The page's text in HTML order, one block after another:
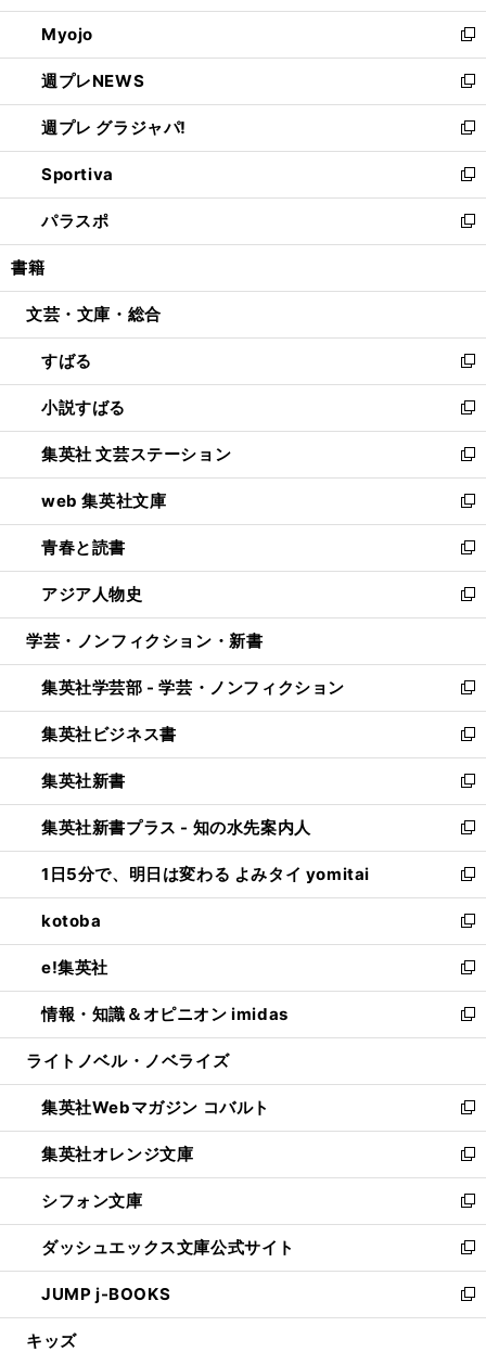
開
く
ウ
で
開
く
ン
ド
ウ
で
開
く
ウ
ィ
ン
ド
ウ
で
開
く
Myojo
新
し
い
ウ
ィ
ン
ド
ウ
で
開
週プレNEWS
新
し
い
ウ
ィ
ン
ド
ウ
開
週プレ グラジャパ!
新
し
い
ウ
ィ
ン
ウ
開
く
Sportiva
新
し
い
ウ
ン
ウ
で
開
く
パラスポ
新
し
ウ
ン
ド
ウ
で
開
く
書籍
文芸・文庫・総合
すばる
新
し
い
ウ
ィ
ン
ド
ウ
で
開
く
小説すばる
新
し
い
ウ
ィ
ン
ド
ウ
で
開
集英社 文芸ステーション
新
し
い
ウ
ィ
ン
ド
ウ
開
く
web 集英社文庫
新
し
い
ウ
ィ
ン
ウ
で
開
く
青春と読書
新
し
い
ウ
ン
ド
ウ
で
開
く
アジア人物史
新
し
ウ
ィ
ン
ド
ウ
で
開
く
学芸・ノンフィクション・新書
集英社学芸部 - 学芸・ノンフィクション
新
し
い
ウ
ィ
ン
ド
ウ
で
開
く
集英社ビジネス書
新
し
い
ウ
ィ
ン
ド
ウ
で
開
く
集英社新書
新
し
い
ウ
ィ
ン
ド
ウ
で
開
く
集英社新書プラス - 知の水先案内人
新
し
い
ウ
ィ
ン
ド
ウ
で
開
1日5分で、明日は変わる よみタイ yomitai
新
し
い
ウ
ィ
ン
ド
ウ
開
く
kotoba
新
し
い
ウ
ィ
ン
ウ
で
開
く
e!集英社
新
し
い
ウ
ン
ド
ウ
で
開
く
情報・知識＆オピニオン imidas
新
し
ウ
ィ
ン
ド
ウ
で
開
く
ライトノベル・ノベライズ
集英社Webマガジン コバルト
新
し
い
ウ
ィ
ン
ド
ウ
で
開
集英社オレンジ文庫
新
し
い
ウ
ィ
ン
ド
ウ
シフォン文庫
新
し
い
ウ
ィ
ン
ダッシュエックス文庫公式サイト
新
し
い
ウ
JUMP j-BOOKS
新
し
キッズ